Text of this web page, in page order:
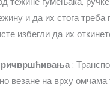
и да их стога
избегли да их
:
везане на врху